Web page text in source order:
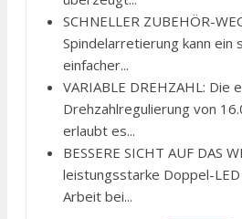
SCHNELLER ZUBEHÖR-
Spindelarretierung kann ein
einfacher...
VARIABLE DREHZAHL: Die
Drehzahlregulierung von
erlaubt es...
BESSERE SICHT AUF DAS
leistungsstarke Doppel-
Arbeit bei...